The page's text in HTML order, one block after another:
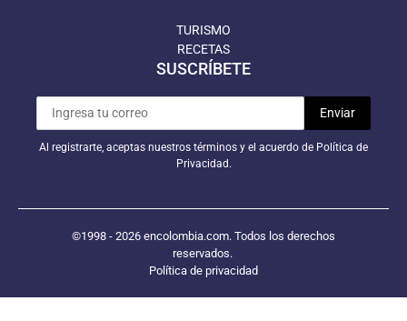
TURISMO
RECETAS
SUSCRÍBETE
Al registrarte, aceptas nuestros términos y el acuerdo de Política de
Privacidad.
©1998 - 2026 encolombia.com. Todos los derechos
reservados.
Política de privacidad